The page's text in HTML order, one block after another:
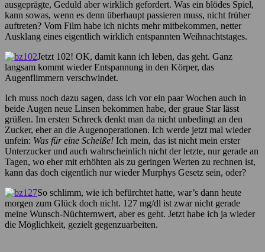
ausgeprägte, Geduld aber wirklich gefordert. Was ein blödes Spiel,
kann sowas, wenn es denn überhaupt passieren muss, nicht früher
auftreten? Vom Film habe ich nichts mehr mitbekommen, netter
Ausklang eines eigentlich wirklich entspannten Weihnachtstages.
Jetzt 102! OK, damit kann ich leben, das geht. Ganz
langsam kommt wieder Entspannung in den Körper, das
Augenflimmern verschwindet.
Ich muss noch dazu sagen, dass ich vor ein paar Wochen auch in
beide Augen neue Linsen bekommen habe, der graue Star lässt
grüßen. Im ersten Schreck denkt man da nicht unbedingt an den
Zucker, eher an die Augenoperationen. Ich werde jetzt mal wieder
unfein: Was für eine Scheiße! Ich mein, das ist nicht mein erster
Unterzucker und auch wahrscheinlich nicht der letzte, nur gerade an
Tagen, wo eher mit erhöhten als zu geringen Werten zu rechnen ist,
kann das doch eigentlich nur wieder Murphys Gesetz sein, oder?
So schlimm, wie ich befürchtet hatte, war’s dann heute
morgen zum Glück doch nicht. 127 mg/dl ist zwar nicht gerade
meine Wunsch-Nüchternwert, aber es geht. Jetzt habe ich ja wieder
die Möglichkeit, gezielt gegenzuarbeiten.